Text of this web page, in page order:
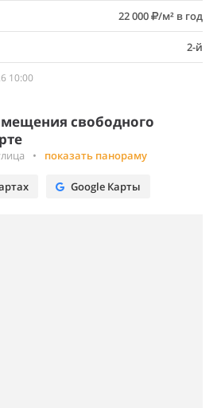
22 000 /м² в год
2-й
10:00
свободного
• показать панораму
Google Карты